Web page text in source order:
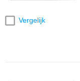
Vergelijk